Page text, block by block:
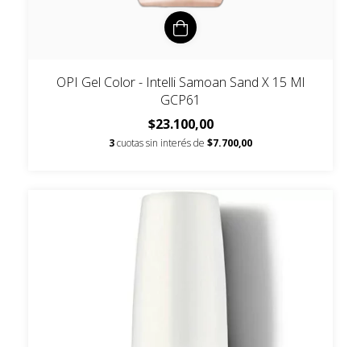
OPI Gel Color - Intelli Samoan Sand X 15 Ml
GCP61
$23.100,00
3cuotas sin interés de $7.700,00